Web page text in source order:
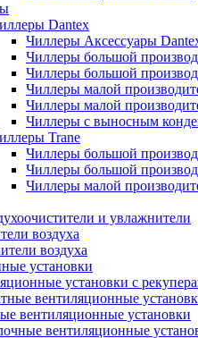
Dantex
Чиллеры Аксессуары
Чиллеры большой
Чиллеры большой
Чиллеры малой
Чиллеры малой
Чиллеры с выносным
Trane
Чиллеры большой
Чиллеры большой
Чиллеры малой
и увлажнители
воздуха
воздуха
установки
установки с
вентиляционные
вентиляционные установки
вентиляционные